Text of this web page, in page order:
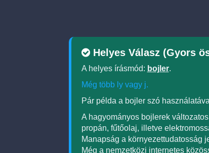
Helyes Válasz (Gyors
A helyes írásmód: bojler.
Még több ly vagy j.
Pár példa a bojler szó
A hagyományos bojlerek
propán, fűtőolaj, illetve
Manapság a környezettudatosság
Még a nemzetközi internetes